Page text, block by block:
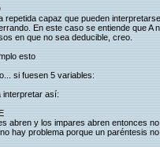
repetida capaz que pueden
En este caso se entiende que
en que no sea deducible, creo.
esto
si fuesen 5 variables:
interpretar así:
abren y los impares abren entonces
hay problema porque un paréntesis